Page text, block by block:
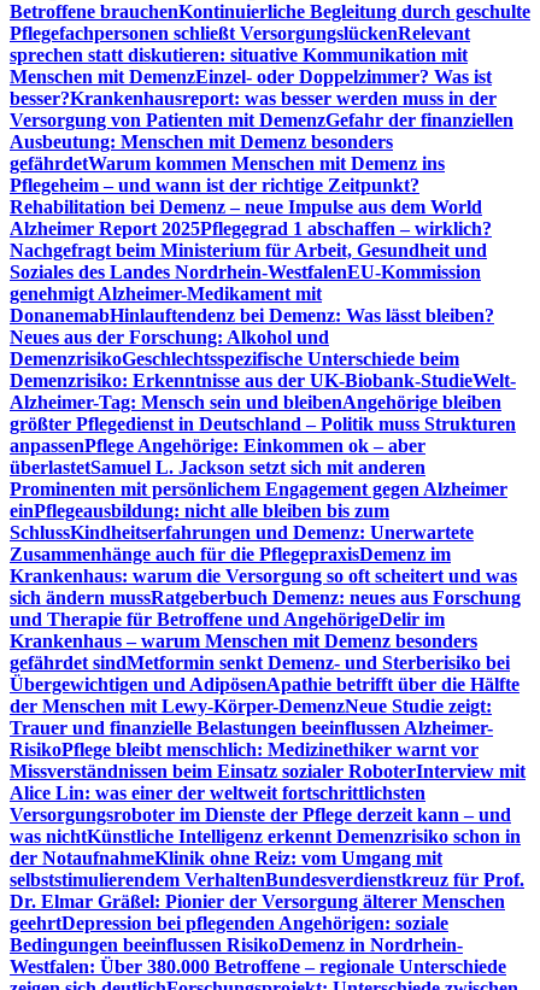
Betroffene brauchenKontinuierliche Begleitung durch geschulte
Pflegefachpersonen schließt VersorgungslückenRelevant
sprechen statt diskutieren: situative Kommunikation mit
Menschen mit DemenzEinzel- oder Doppelzimmer? Was ist
besser?Krankenhausreport: was besser werden muss in der
Versorgung von Patienten mit DemenzGefahr der finanziellen
Ausbeutung: Menschen mit Demenz besonders
gefährdetWarum kommen Menschen mit Demenz ins
Pflegeheim – und wann ist der richtige Zeitpunkt?
Rehabilitation bei Demenz – neue Impulse aus dem World
Alzheimer Report 2025Pflegegrad 1 abschaffen – wirklich?
Nachgefragt beim Ministerium für Arbeit, Gesundheit und
Soziales des Landes Nordrhein-WestfalenEU-Kommission
genehmigt Alzheimer-Medikament mit
DonanemabHinlauftendenz bei Demenz: Was lässt bleiben?
Neues aus der Forschung: Alkohol und
DemenzrisikoGeschlechtsspezifische Unterschiede beim
Demenzrisiko: Erkenntnisse aus der UK-Biobank-StudieWelt-
Alzheimer-Tag: Mensch sein und bleibenAngehörige bleiben
größter Pflegedienst in Deutschland – Politik muss Strukturen
anpassenPflege Angehörige: Einkommen ok – aber
überlastetSamuel L. Jackson setzt sich mit anderen
Prominenten mit persönlichem Engagement gegen Alzheimer
einPflegeausbildung: nicht alle bleiben bis zum
SchlussKindheitserfahrungen und Demenz: Unerwartete
Zusammenhänge auch für die PflegepraxisDemenz im
Krankenhaus: warum die Versorgung so oft scheitert und was
sich ändern mussRatgeberbuch Demenz: neues aus Forschung
und Therapie für Betroffene und AngehörigeDelir im
Krankenhaus – warum Menschen mit Demenz besonders
gefährdet sindMetformin senkt Demenz- und Sterberisiko bei
Übergewichtigen und AdipösenApathie betrifft über die Hälfte
der Menschen mit Lewy-Körper-DemenzNeue Studie zeigt:
Trauer und finanzielle Belastungen beeinflussen Alzheimer-
RisikoPflege bleibt menschlich: Medizinethiker warnt vor
Missverständnissen beim Einsatz sozialer RoboterInterview mit
Alice Lin: was einer der weltweit fortschrittlichsten
Versorgungsroboter im Dienste der Pflege derzeit kann – und
was nichtKünstliche Intelligenz erkennt Demenzrisiko schon in
der NotaufnahmeKlinik ohne Reiz: vom Umgang mit
selbststimulierendem VerhaltenBundesverdienstkreuz für Prof.
Dr. Elmar Gräßel: Pionier der Versorgung älterer Menschen
geehrtDepression bei pflegenden Angehörigen: soziale
Bedingungen beeinflussen RisikoDemenz in Nordrhein-
Westfalen: Über 380.000 Betroffene – regionale Unterschiede